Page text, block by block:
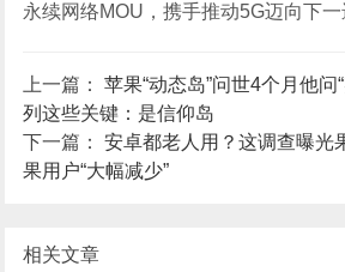
永续网络MOU，携手推动5G迈向下一
上一篇：苹果“动态岛”问世4个月他问
列这些关键：是信仰岛
下一篇：安卓都老人用？这调查曝光
果用户“大幅减少”
相关文章